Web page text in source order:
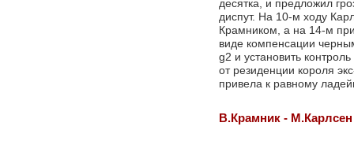
десятка, и предложил
диспут. На 10-м ходу
Крамником, а на 14-м
виде компенсации
g2 и установить
от резиденции короля
привела к равному
В.Крамник - М.Карлсен